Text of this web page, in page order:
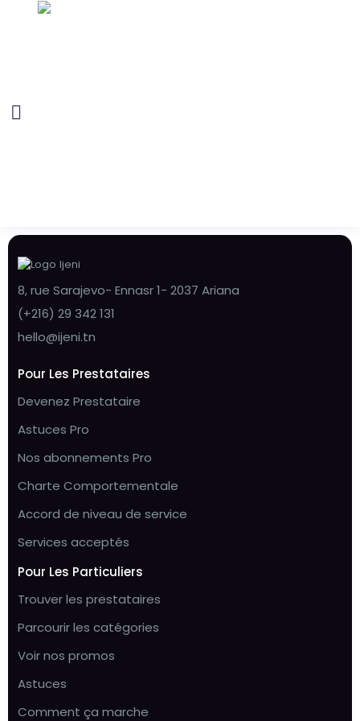
8, rue Sarajevo- Ennasr 1- 2037 Ariana
(+216) 29 342 131
hello@ijeni.tn
Pour Les Prestataires
Devenez Prestataire
Astuces Pro
Nos abonnements Pro
Charte Comportementale
Accord de niveau de service
Services acceptés
Pour Les Particuliers
Trouver les prestataires
Parcourir les catégories
Voir nos promos
Astuces
Comment ça marche